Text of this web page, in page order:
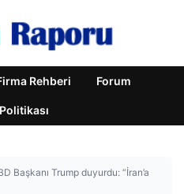
Rehberi Forum
Başkanı Trump duyurdu: “İran’a